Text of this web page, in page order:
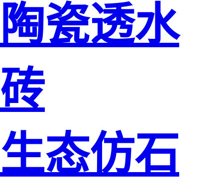
陶瓷透水
砖
生态仿石